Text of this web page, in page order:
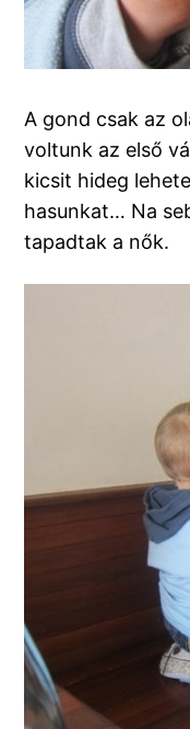
A gond csak az
voltunk az első
kicsit hideg
hasunkat… Na
tapadtak a nők.